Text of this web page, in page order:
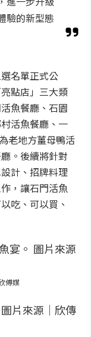
驗的新型態
名單正式公
點店」三大類
魚餐廳、石園
活魚餐廳、一
老地方薑母鴨活
。後續將針對
計、招牌料理
，讓石門活魚
吃、可以買、
傅媒